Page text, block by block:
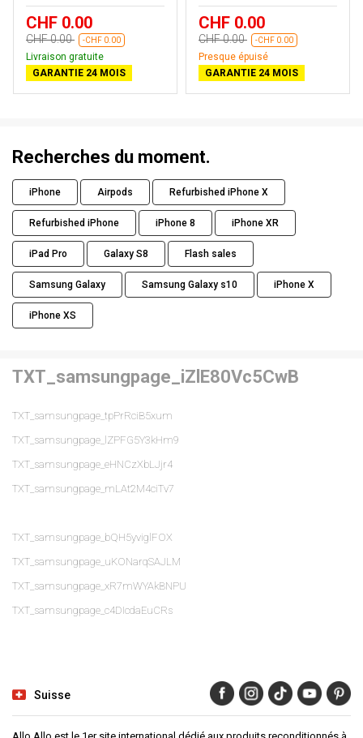
CHF 0.00
CHF 0.00 -CHF 0.00
Livraison gratuite
GARANTIE 24 MOIS
CHF 0.00
CHF 0.00 -CHF 0.00
Presque épuisé
GARANTIE 24 MOIS
Recherches du moment.
iPhone Airpods Refurbished iPhone X
Refurbished iPhone iPhone 8 iPhone XR
iPad Pro Galaxy S8 Flash sales
Samsung Galaxy Samsung Galaxy s10 iPhone X
iPhone XS
TXT_samsungpage_iZlE80Vc5CwB
TXT_samsungpage_tpPrRciB5xum
TXT_samsungpage_lZPFG5Y3kHm9
TXT_samsungpage_eHNCzXbLJjr4
TXT_samsungpage_mLAt2M4ciTv7
TXT_samsungpage_bQH5yviglFOX
TXT_samsungpage_uKONarqSAJLM
TXT_samsungpage_xR7mWYAkBNPU
TXT_samsungpage_c4DIcdaEuCRs
Suisse